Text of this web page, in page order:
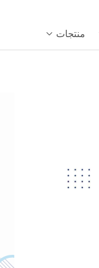
منتجات